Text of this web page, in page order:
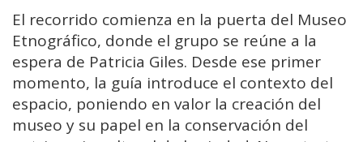
El recorrido comienza en la puerta del Museo
Etnográfico, donde el grupo se reúne a la
espera de Patricia Giles. Desde ese primer
momento, la guía introduce el contexto del
espacio, poniendo en valor la creación del
museo y su papel en la conservación del